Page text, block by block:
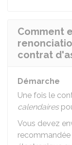
Comment
contrat
Démarche
Une fois le
calendaires
Vous devez
recommandée